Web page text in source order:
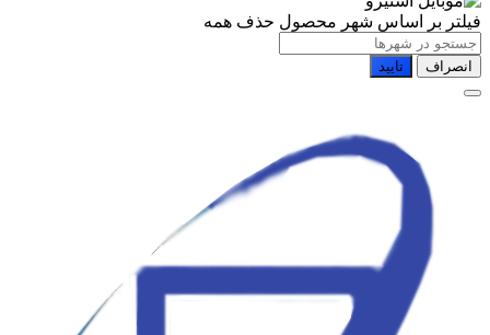
فیلتر بر اساس شهر محصول حذف همه
انصراف تایید